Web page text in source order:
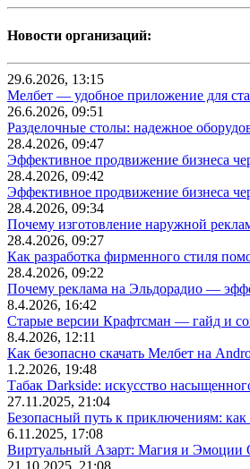
Новости организаций:
29.6.2026, 13:15
Мелбет — удобное приложение для
26.6.2026, 09:51
Разделочные столы: надежное
28.4.2026, 09:47
Эффективное продвижение бизнеса
28.4.2026, 09:42
Эффективное продвижение бизнеса
28.4.2026, 09:34
Почему изготовление наружной
28.4.2026, 09:27
Как разработка фирменного стиля
28.4.2026, 09:22
Почему реклама на Эльдорадио —
8.4.2026, 16:42
Старые версии Крафтсман — гайд и
8.4.2026, 12:11
Как безопасно скачать Мелбет на
1.2.2026, 19:48
Табак Darkside: искусство
27.11.2025, 21:04
Безопасный путь к приключениям: как
6.11.2025, 17:08
Виртуальный Азарт: Магия и Эмоции